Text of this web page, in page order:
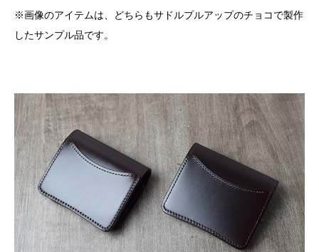
※画像のアイテムは、どちらもサドルプルアップのチョコで製作
したサンプル品です。